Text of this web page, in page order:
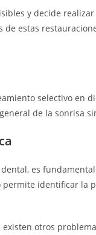
y decide
estas
selectivo en
de la sonrisa
es
identificar la
otros